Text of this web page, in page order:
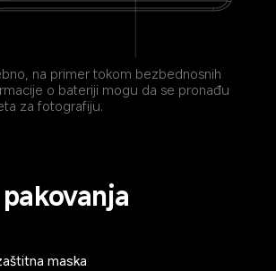
na primer tokom bezbednosnih
o bateriji mogu da se pronađu
za fotografiju.
maska